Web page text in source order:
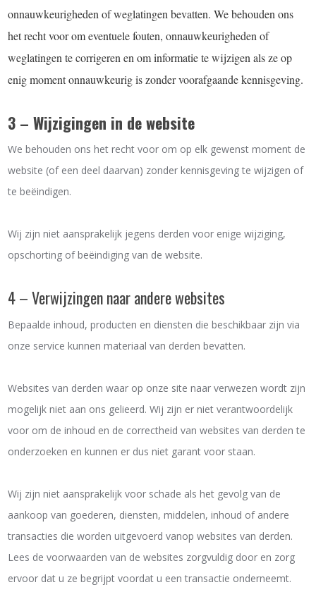
onnauwkeurigheden of weglatingen bevatten. We behouden ons
het recht voor om eventuele fouten, onnauwkeurigheden of
weglatingen te corrigeren en om informatie te wijzigen als ze op
enig moment onnauwkeurig is zonder voorafgaande kennisgeving.
3 – Wijzigingen in de website
We behouden ons het recht voor om op elk gewenst moment de
website (of een deel daarvan) zonder kennisgeving te wijzigen of
te beëindigen.
Wij zijn niet aansprakelijk jegens derden voor enige wijziging,
opschorting of beëindiging van de website.
4 – Verwijzingen naar andere websites
Bepaalde inhoud, producten en diensten die beschikbaar zijn via
onze service kunnen materiaal van derden bevatten.
Websites van derden waar op onze site naar verwezen wordt zijn
mogelijk niet aan ons gelieerd. Wij zijn er niet verantwoordelijk
voor om de inhoud en de correctheid van websites van derden te
onderzoeken en kunnen er dus niet garant voor staan.
Wij zijn niet aansprakelijk voor schade als het gevolg van de
aankoop van goederen, diensten, middelen, inhoud of andere
transacties die worden uitgevoerd vanop websites van derden.
Lees de voorwaarden van de websites zorgvuldig door en zorg
ervoor dat u ze begrijpt voordat u een transactie onderneemt.